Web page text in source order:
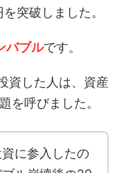
突破しました。
バブルです。
資した人は、資産
を呼びました。
に参入したの